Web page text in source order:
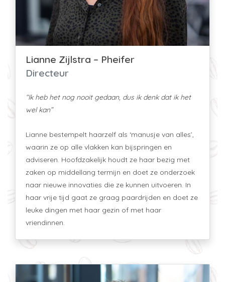
Lianne Zijlstra – Pheifer
Directeur
“Ik heb het nog nooit gedaan, dus ik denk dat ik het
wel kan”
Lianne bestempelt haarzelf als ‘manusje van alles’,
waarin ze op alle vlakken kan bijspringen en
adviseren. Hoofdzakelijk houdt ze haar bezig met
zaken op middellang termijn en doet ze onderzoek
naar nieuwe innovaties die ze kunnen uitvoeren. In
haar vrije tijd gaat ze graag paardrijden en doet ze
leuke dingen met haar gezin of met haar
vriendinnen.